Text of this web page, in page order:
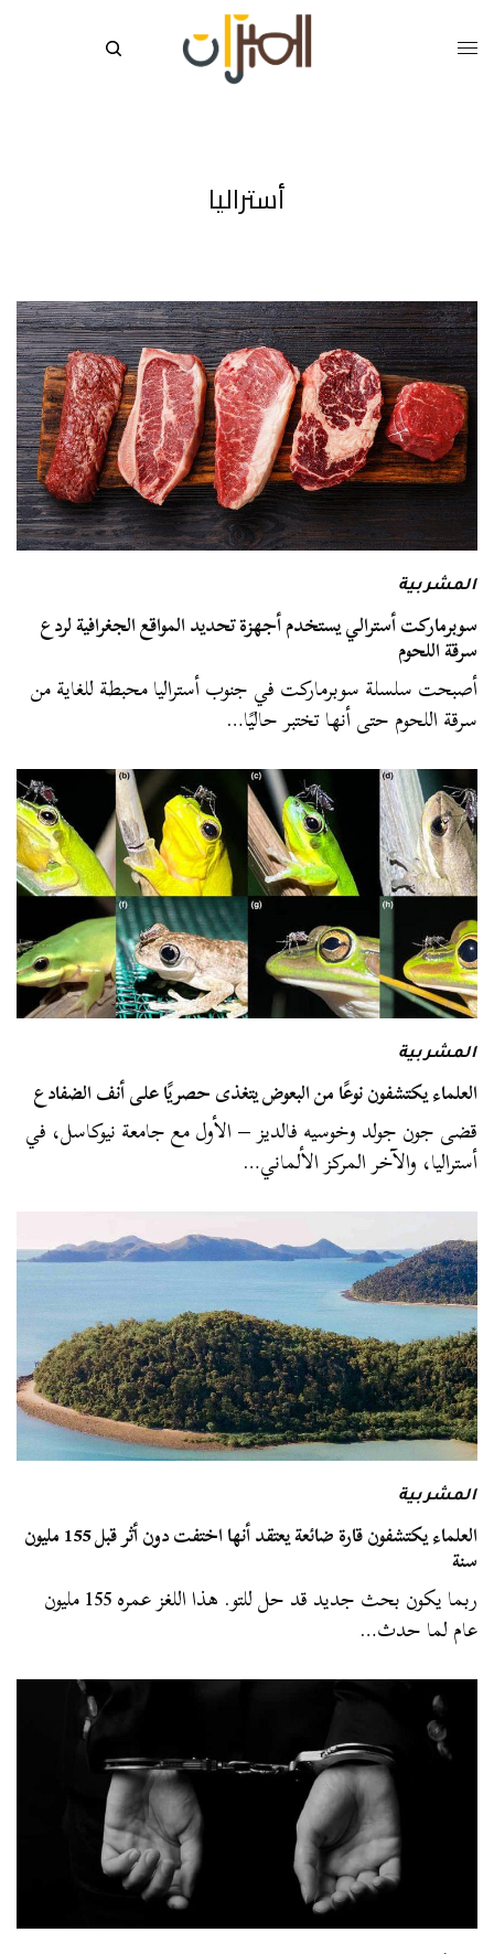
أستراليا
المشربية
سوبرماركت أسترالي يستخدم أجهزة تحديد المواقع الجغرافية لردع
سرقة اللحوم
أصبحت سلسلة سوبرماركت في جنوب أستراليا محبطة للغاية من
سرقة اللحوم حتى أنها تختبر حاليًا…
المشربية
العلماء يكتشفون نوعًا من البعوض يتغذى حصريًا على أنف الضفادع
قضى جون جولد وخوسيه فالديز – الأول مع جامعة نيوكاسل، في
أستراليا، والآخر المركز الألماني…
المشربية
العلماء يكتشفون قارة ضائعة يعتقد أنها اختفت دون أثر قبل 155 مليون
سنة
ربما يكون بحث جديد قد حل للتو. هذا اللغز عمره 155 مليون
عام لما حدث…